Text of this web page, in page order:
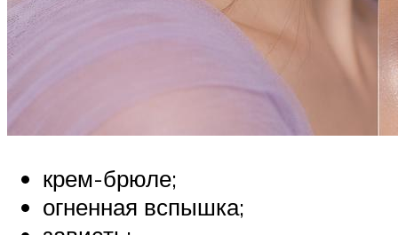
крем-брюле;
огненная вспышка;